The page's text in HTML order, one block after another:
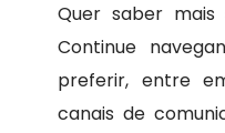
Quer saber mais
Continue
preferir, entre
canais de